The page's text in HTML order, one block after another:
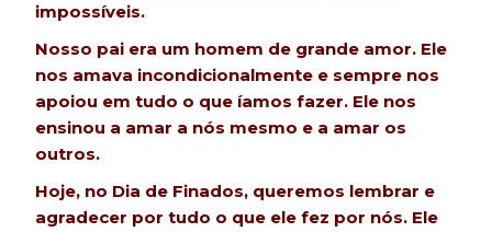
impossíveis.
Nosso pai era um homem de grande amor. Ele
nos amava incondicionalmente e sempre nos
apoiou em tudo o que íamos fazer. Ele nos
ensinou a amar a nós mesmo e a amar os
outros.
Hoje, no Dia de Finados, queremos lembrar e
agradecer por tudo o que ele fez por nós. Ele